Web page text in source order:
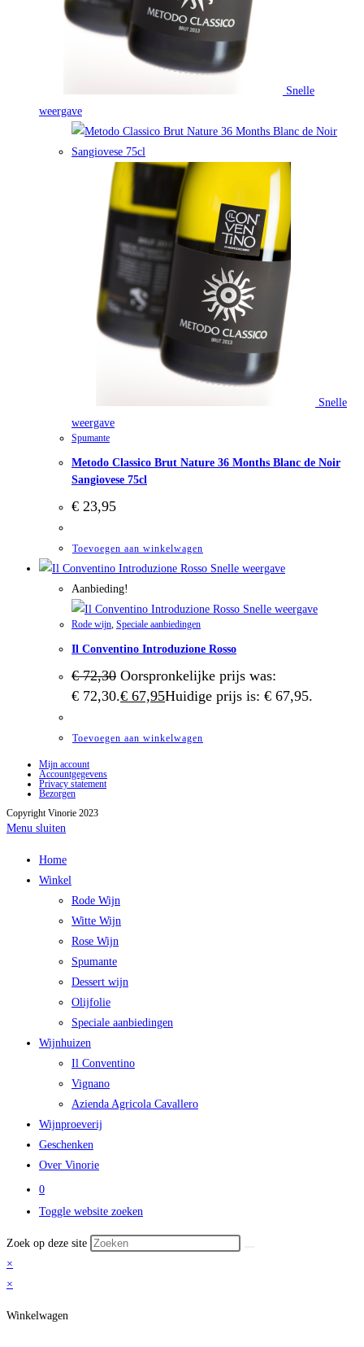
Snelle
weergave
Snelle
weergave
Spumante
Metodo Classico Brut Nature 36 Months Blanc de Noir
Sangiovese 75cl
€ 23,95
Toevoegen aan winkelwagen
Snelle weergave
Aanbieding!
Snelle weergave
Rode wijn, Speciale aanbiedingen
Il Conventino Introduzione Rosso
€72,30 Oorspronkelijke prijs was:
€ 72,30.€ 67,95Huidige prijs is: € 67,95.
Toevoegen aan winkelwagen
Mijn account
Accountgegevens
Privacy statement
Bezorgen
Copyright Vinorie 2023
Menu sluiten
Home
Winkel
Rode Wijn
Witte Wijn
Rose Wijn
Spumante
Dessert wijn
Olijfolie
Speciale aanbiedingen
Wijnhuizen
Il Conventino
Vignano
Azienda Agricola Cavallero
Wijnproeverij
Geschenken
Over Vinorie
0
Toggle website zoeken
Zoek op deze site
×
×
Winkelwagen